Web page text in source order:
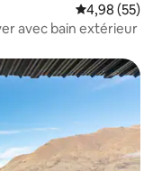
Évaluation
4,98 (55)
avec bain extérieur